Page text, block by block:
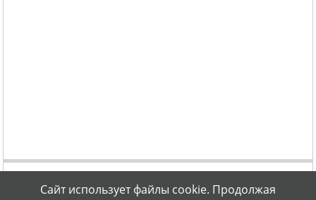
Сайт использует файлы cookie. Продолжая